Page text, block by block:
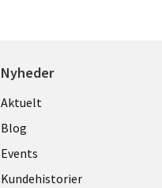
Nyheder
Useful
links
DENMARK
Aktuelt
Blog
Events
Kundehistorier